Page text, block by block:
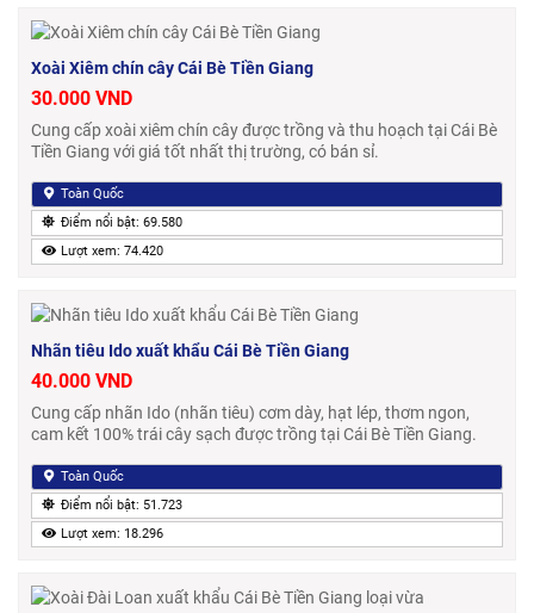
Xoài Xiêm chín cây Cái Bè Tiền Giang
30.000 VND
Cung cấp xoài xiêm chín cây được trồng và thu hoạch tại Cái Bè
Tiền Giang với giá tốt nhất thị trường, có bán sỉ.
Toàn Quốc
Điểm nổi bật: 69.580
Lượt xem: 74.420
Nhãn tiêu Ido xuất khẩu Cái Bè Tiền Giang
40.000 VND
Cung cấp nhãn Ido (nhãn tiêu) cơm dày, hạt lép, thơm ngon,
cam kết 100% trái cây sạch được trồng tại Cái Bè Tiền Giang.
Toàn Quốc
Điểm nổi bật: 51.723
Lượt xem: 18.296